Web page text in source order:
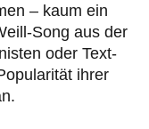
– kaum ein
Song aus der
oder Text-
ihrer